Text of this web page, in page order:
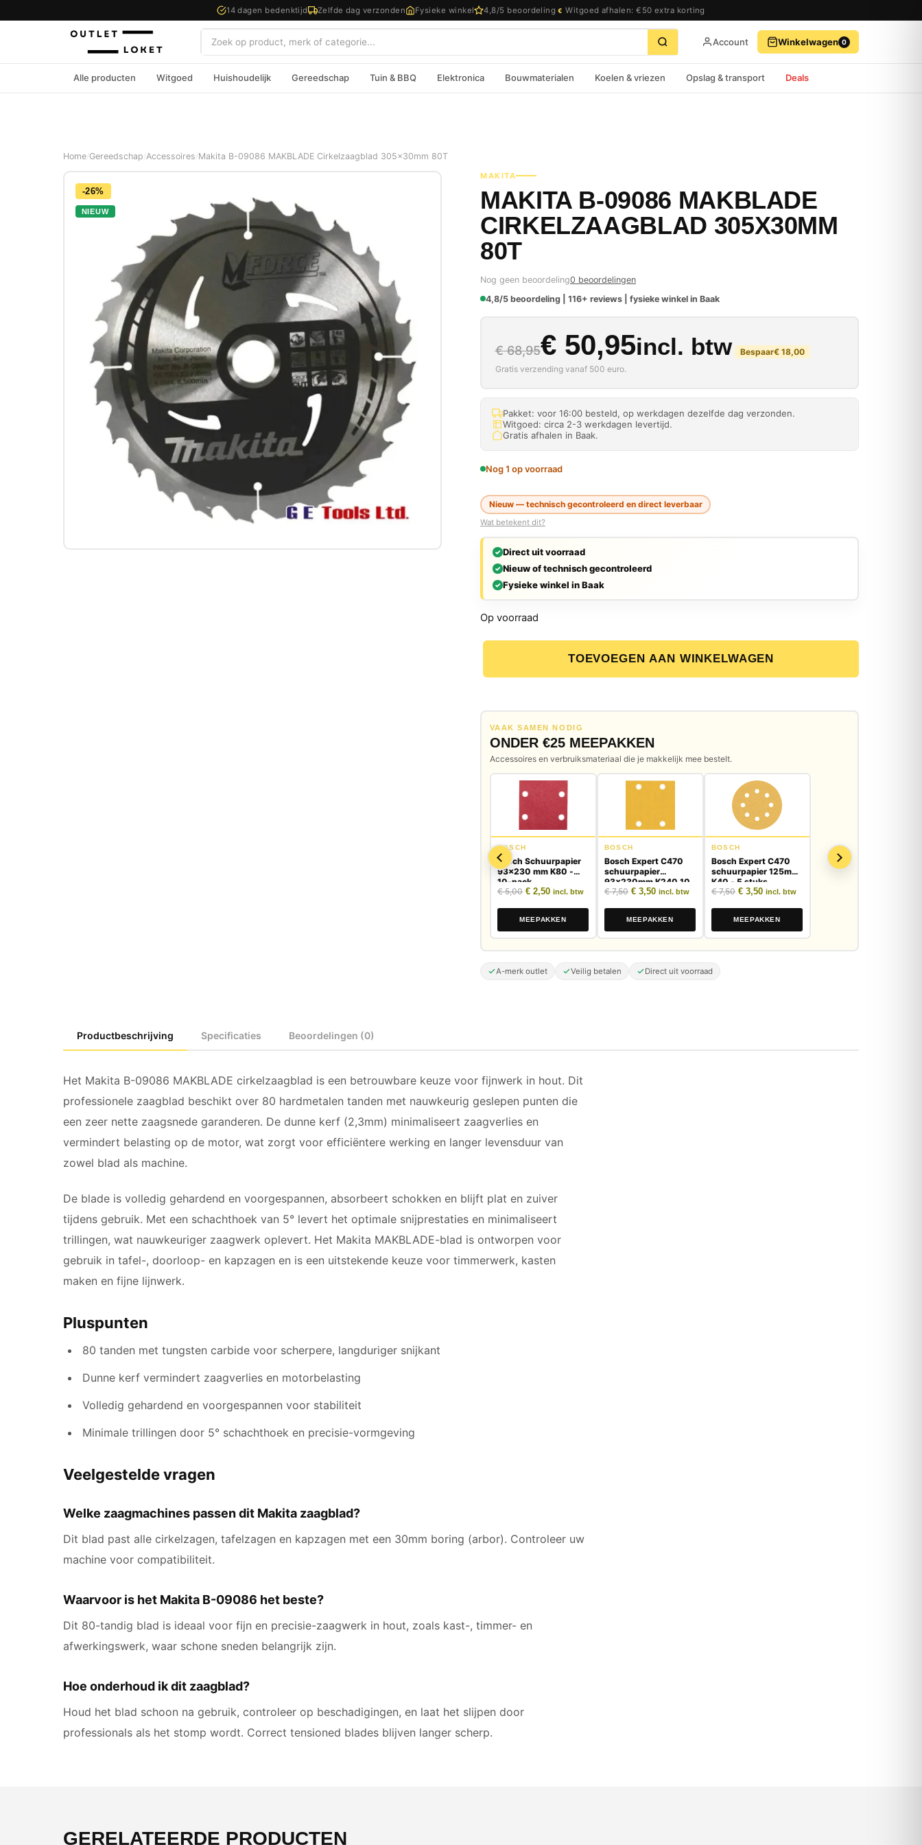
14 dagen bedenktijd Zelfde dag verzonden Fysieke winkel 4,8/5 beoordeling € Witgoed afhalen: €50 extra korting
Zoeken Account Winkelwagen 0
Alle producten Witgoed Huishoudelijk Gereedschap Tuin & BBQ Elektronica Bouwmaterialen Koelen & vriezen Opslag & transport Deals
Home Gereedschap Accessoires Makita B-09086 MAKBLADE Cirkelzaagblad 305x30mm 80T
-26%
NIEUW
MAKITA
MAKITA B-09086 MAKBLADE
CIRKELZAAGBLAD 305X30MM
80T
Nog geen beoordeling0 beoordelingen
4,8/5 beoordeling | 116+ reviews | fysieke winkel in Baak
€68,95
Oorspronkelijke prijs was: €
€50,95
Huidige prijs is: € 50,95.
incl. btw Bespaar€18,00
Gratis verzending vanaf 500 euro.
Pakket: voor 16:00 besteld, op werkdagen dezelfde dag verzonden.
Witgoed: circa 2-3 werkdagen levertijd.
Gratis afhalen in Baak.
Nog 1 op voorraad
Nieuw — technisch gecontroleerd en direct leverbaar
Wat betekent dit?
Direct uit voorraad
Nieuw of technisch gecontroleerd
Fysieke winkel in Baak
Op voorraad
Makita B-09086 MAKBLADE Cirkelzaagblad 305x30mm 80T aantal
TOEVOEGEN AAN WINKELWAGEN
VAAK SAMEN NODIG
ONDER €25 MEEPAKKEN
Accessoires en verbruiksmateriaal die je makkelijk mee bestelt.
BOSCH
Bosch Schuurpapier
93x230 mm K80 -
10-pack
€5,00 Oorspronkelijke prijs was: € 5,00.
€ 2,50Huidige prijs is: € 2,50.
incl. btw
MEEPAKKEN
BOSCH
Bosch Expert C470
schuurpapier
93x230mm K240 10
stuks
€7,50 Oorspronkelijke prijs was: € 7,50.
€ 3,50Huidige prijs is: € 3,50.
incl. btw
MEEPAKKEN
BOSCH
Bosch Expert C470
schuurpapier 125mm
K40 - 5 stuks
€7,50 Oorspronkelijke prijs was: € 7,50.
€ 3,50Huidige prijs is: € 3,50.
incl. btw
MEEPAKKEN
A-merk outlet Veilig betalen Direct uit voorraad
Productbeschrijving Specificaties Beoordelingen (0)
Het Makita B-09086 MAKBLADE cirkelzaagblad is een betrouwbare keuze voor fijnwerk in hout. Dit
professionele zaagblad beschikt over 80 hardmetalen tanden met nauwkeurig geslepen punten die
een zeer nette zaagsnede garanderen. De dunne kerf (2,3mm) minimaliseert zaagverlies en
vermindert belasting op de motor, wat zorgt voor efficiëntere werking en langer levensduur van
zowel blad als machine.
De blade is volledig gehardend en voorgespannen, absorbeert schokken en blijft plat en zuiver
tijdens gebruik. Met een schachthoek van 5° levert het optimale snijprestaties en minimaliseert
trillingen, wat nauwkeuriger zaagwerk oplevert. Het Makita MAKBLADE-blad is ontworpen voor
gebruik in tafel-, doorloop- en kapzagen en is een uitstekende keuze voor timmerwerk, kasten
maken en fijne lijnwerk.
Pluspunten
80 tanden met tungsten carbide voor scherpere, langduriger snijkant
Dunne kerf vermindert zaagverlies en motorbelasting
Volledig gehardend en voorgespannen voor stabiliteit
Minimale trillingen door 5° schachthoek en precisie-vormgeving
Veelgestelde vragen
Welke zaagmachines passen dit Makita zaagblad?
Dit blad past alle cirkelzagen, tafelzagen en kapzagen met een 30mm boring (arbor). Controleer uw
machine voor compatibiliteit.
Waarvoor is het Makita B-09086 het beste?
Dit 80-tandig blad is ideaal voor fijn en precisie-zaagwerk in hout, zoals kast-, timmer- en
afwerkingswerk, waar schone sneden belangrijk zijn.
Hoe onderhoud ik dit zaagblad?
Houd het blad schoon na gebruik, controleer op beschadigingen, en laat het slijpen door
professionals als het stomp wordt. Correct tensioned blades blijven langer scherp.
GERELATEERDE PRODUCTEN
BEKIJK WINKELWAGEN AFREKENEN